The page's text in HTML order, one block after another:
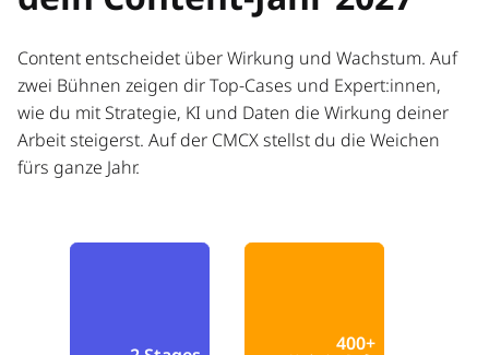
Content entscheidet über Wirkung und Wachstum. Auf
zwei Bühnen zeigen dir Top-Cases und Expert:innen,
wie du mit Strategie, KI und Daten die Wirkung deiner
Arbeit steigerst. Auf der CMCX stellst du die Weichen
fürs ganze Jahr.
400+